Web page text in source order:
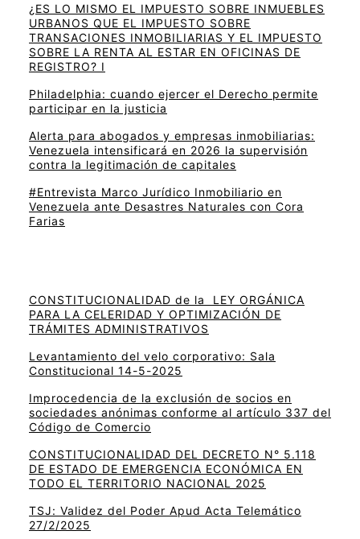
¿ES LO MISMO EL IMPUESTO SOBRE INMUEBLES
URBANOS QUE EL IMPUESTO SOBRE
TRANSACIONES INMOBILIARIAS Y EL IMPUESTO
SOBRE LA RENTA AL ESTAR EN OFICINAS DE
REGISTRO? I
Philadelphia: cuando ejercer el Derecho permite
participar en la justicia
Alerta para abogados y empresas inmobiliarias:
Venezuela intensificará en 2026 la supervisión
contra la legitimación de capitales
#Entrevista Marco Jurídico Inmobiliario en
Venezuela ante Desastres Naturales con Cora
Farias
CONSTITUCIONALIDAD de la LEY ORGÁNICA
PARA LA CELERIDAD Y OPTIMIZACIÓN DE
TRÁMITES ADMINISTRATIVOS
Levantamiento del velo corporativo: Sala
Constitucional 14-5-2025
Improcedencia de la exclusión de socios en
sociedades anónimas conforme al artículo 337 del
Código de Comercio
CONSTITUCIONALIDAD DEL DECRETO N° 5.118
DE ESTADO DE EMERGENCIA ECONÓMICA EN
TODO EL TERRITORIO NACIONAL 2025
TSJ: Validez del Poder Apud Acta Telemático
27/2/2025